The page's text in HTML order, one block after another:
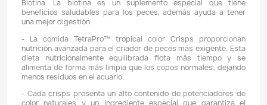
Descripción Detalles del producto
CARACTERÍSTICAS: